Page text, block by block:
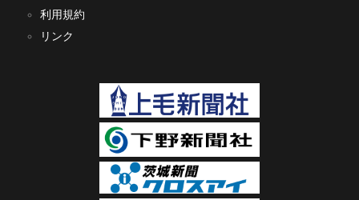
利用規約
リンク